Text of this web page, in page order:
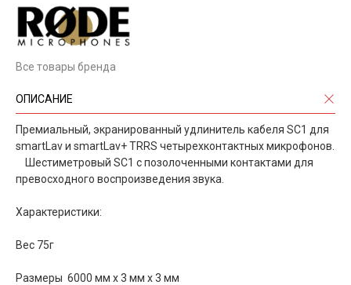
Все товары бренда
ОПИСАНИЕ
Премиальный, экранированный удлинитель кабеля SC1 для
smartLav и smartLav+ TRRS четырехконтактных микрофонов.
Шестиметровый SC1 с позолоченными контактами для
превосходного воспроизведения звука.
Характеристики:
Вес 75г
Размеры 6000 мм x 3 мм x 3 мм